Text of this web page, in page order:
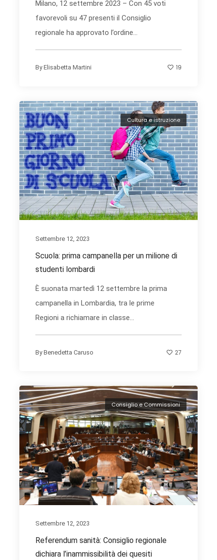
Milano, 12 settembre 2023 – Con 45 voti
favorevoli su 47 presenti il Consiglio
regionale ha approvato l’ordine...
ByElisabetta Martini 19
Cultura e istruzione
Settembre 12, 2023
Scuola: prima campanella per un milione di
studenti lombardi
È suonata martedì 12 settembre la prima
campanella in Lombardia, tra le prime
Regioni a richiamare in classe...
ByBenedetta Caruso 27
Consiglio e Commissioni
Settembre 12, 2023
Referendum sanità: Consiglio regionale
dichiara l’inammissibilità dei quesiti